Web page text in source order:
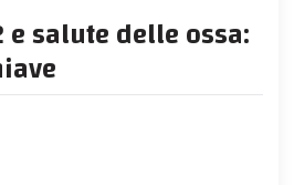
salute delle ossa: